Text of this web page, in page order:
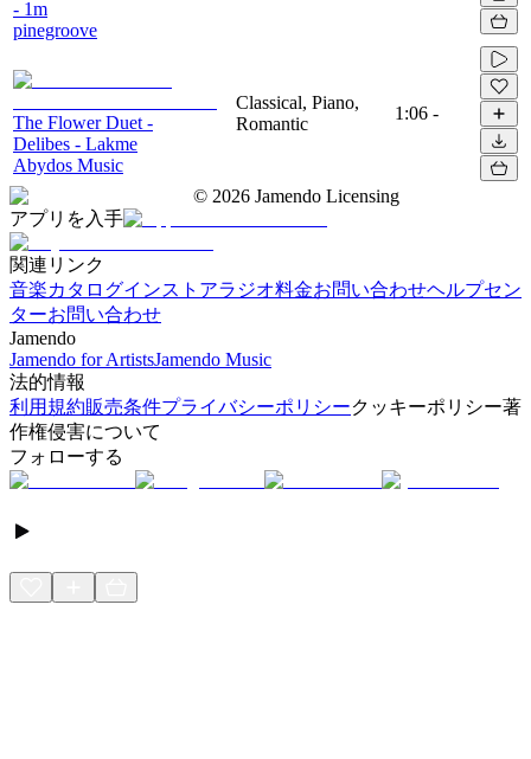
- 1m
pinegroove
The Flower Duet -
Delibes - Lakme
Abydos Music
Classical, Piano,
Romantic
1:06 -
© 2026 Jamendo Licensing
アプリを入手
関連リンク
音楽カタログインストアラジオ料金お問い合わせヘルプセン
ターお問い合わせ
Jamendo
Jamendo for ArtistsJamendo Music
法的情報
利用規約販売条件プライバシーポリシークッキーポリシー著
作権侵害について
フォローする